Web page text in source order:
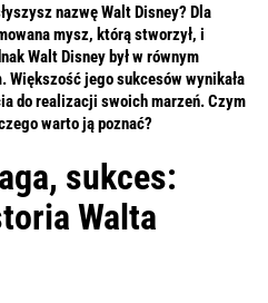
nazwę Walt Disney? Dla
mysz, którą stworzył, i
​​Walt Disney był w równym
jego sukcesów wynikała
do realizacji swoich marzeń. Czym
warto ją poznać?
sukces:
Walta